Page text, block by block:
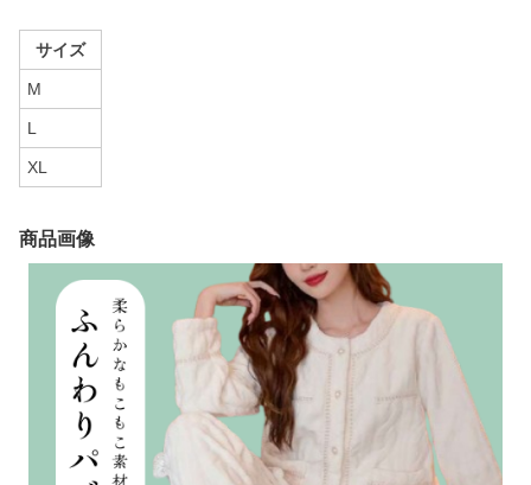
サイズ
M
L
XL
商品画像